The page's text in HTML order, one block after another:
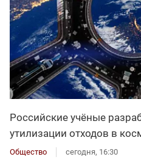
Российские учёные
утилизации отходов в
Общество сегодня, 16:30